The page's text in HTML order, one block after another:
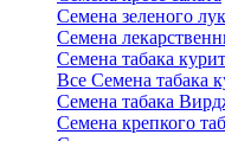
Семена зеленого
Семена
Семена табака
Все Семена табака
Семена табака
Семена крепкого